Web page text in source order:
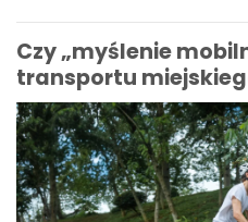
Czy „myślenie
transportu